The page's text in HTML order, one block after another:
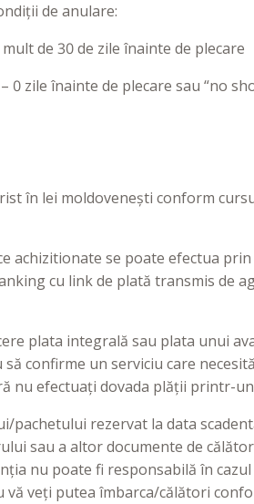
de anulare:
de 30 de zile înainte de plecare
zile înainte de plecare sau “no
în lei moldovenești conform
achizitionate se poate efectua
cu link de plată transmis de
plata integrală sau plata unui
confirme un serviciu care
nu efectuați dovada plății printr-
pachetului rezervat la data
sau a altor documente de
nu poate fi responsabilă în
veți putea îmbarca/călători